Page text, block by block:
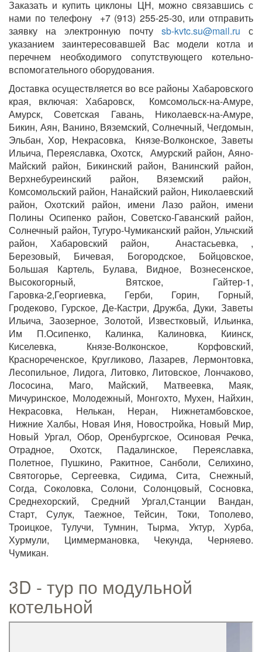
Заказать и купить циклоны ЦН, можно связавшись с
нами по телефону +7 (913) 255-25-30, или отправить
заявку на электронную почту sb-kvtc.su@mail.ru с
указанием заинтересовавшей Вас модели котла и
перечнем необходимого сопутствующего котельно-
вспомогательного оборудования.
Доставка осуществляется во все районы Хабаровского
края, включая: Хабаровск, Комсомольск-на-Амуре,
Амурск, Советская Гавань, Николаевск-на-Амуре,
Бикин, Аян, Ванино, Вяземский, Солнечный, Чегдомын,
Эльбан, Хор, Некрасовка, Князе-Волконское, Заветы
Ильича, Переяславка, Охотск, Амурский район, Аяно-
Майский район, Бикинский район, Ванинский район,
Верхнебуреинский район, Вяземский район,
Комсомольский район, Нанайский район, Николаевский
район, Охотский район, имени Лазо район, имени
Полины Осипенко район, Советско-Гаванский район,
Солнечный район, Тугуро-Чумиканский район, Ульчский
район, Хабаровский район, Анастасьевка, ,
Березовый, Бичевая, Богородское, Бойцовское,
Большая Картель, Булава, Видное, Вознесенское,
Высокогорный, Вятское, Гайтер-1,
Гаровка-2,Георгиевка, Герби, Горин, Горный,
Гродеково, Гурское, Де-Кастри, Дружба, Дуки, Заветы
Ильича, Заозерное, Золотой, Известковый, Ильинка,
Им П.Осипенко, Калинка, Калиновка, Киинск,
Киселевка, Князе-Волконское, Корфовский,
Краснореченское, Кругликово, Лазарев, Лермонтовка,
Лесопильное, Лидога, Литовко, Литовское, Лончаково,
Лососина, Маго, Майский, Матвеевка, Маяк,
Мичуринское, Молодежный, Монгохто, Мухен, Найхин,
Некрасовка, Нелькан, Неран, Нижнетамбовское,
Нижние Халбы, Новая Иня, Новостройка, Новый Мир,
Новый Ургал, Обор, Оренбургское, Осиновая Речка,
Отрадное, Охотск, Падалинское, Переяславка,
Полетное, Пушкино, Ракитное, Санболи, Селихино,
Святогорье, Сергеевка, Сидима, Сита, Снежный,
Согда, Соколовка, Солони, Солонцовый, Сосновка,
Среднехорский, Средний Ургал,Станции Вандан,
Старт, Сулук, Таежное, Тейсин, Токи, Тополево,
Троицкое, Тулучи, Тумнин, Тырма, Уктур, Хурба,
Хурмули, Циммермановка, Чекунда, Черняево.
Чумикан.
3D - тур по модульной
котельной